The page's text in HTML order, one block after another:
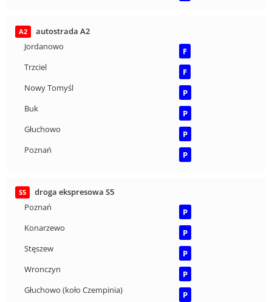
A2
autostrada A2
Jordanowo
F
Trzciel
F
Nowy Tomyśl
P
Buk
P
Głuchowo
P
Poznań
P
S5
droga ekspresowa S5
Poznań
P
Konarzewo
P
Stęszew
P
Wronczyn
P
Głuchowo (koło Czempinia)
P